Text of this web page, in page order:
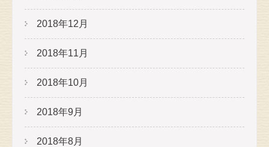
2018年12月
2018年11月
2018年10月
2018年9月
2018年8月